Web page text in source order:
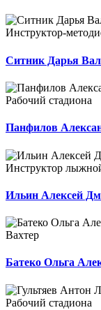
Инструктор-
Ситник Дарья
Рабочий стадиона
Панфилов
Инструктор
Ильин Алексей
Вахтер
Батеко Ольга
Рабочий стадиона